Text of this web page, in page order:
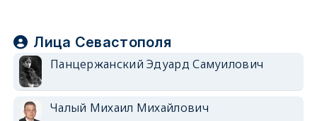
Лица Севастополя
Панцержанский Эдуард Самуилович
Чалый Михаил Михайлович